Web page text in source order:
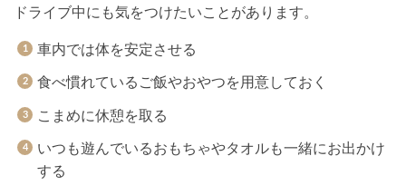
ドライブ中にも気をつけたいことがあります。
車内では体を安定させる
食べ慣れているご飯やおやつを用意しておく
こまめに休憩を取る
いつも遊んでいるおもちゃやタオルも一緒にお出かけ
する